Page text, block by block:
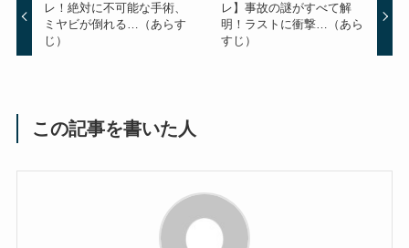
レ！絶対に不可能な手術、
ミヤビが倒れる…（あらす
じ）
レ】事故の謎がすべて解
明！ラストに衝撃…（あら
すじ）
この記事を書いた人